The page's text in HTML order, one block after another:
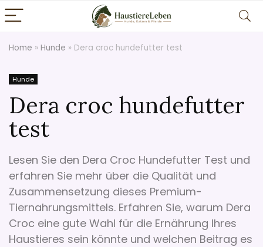
Home » Hunde » Dera croc hundefutter test
Hunde
Dera croc hundefutter
test
Lesen Sie den Dera Croc Hundefutter Test und
erfahren Sie mehr über die Qualität und
Zusammensetzung dieses Premium-
Tiernahrungsmittels. Erfahren Sie, warum Dera
Croc eine gute Wahl für die Ernährung Ihres
Haustieres sein könnte und welchen Beitrag es